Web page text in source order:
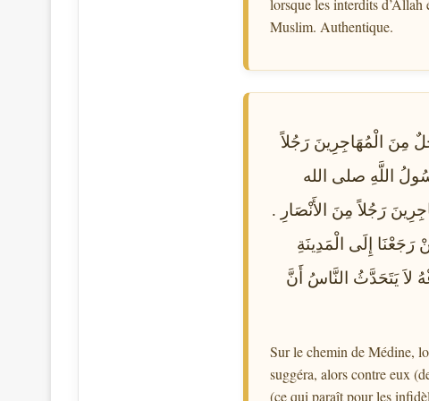
lorsque les interdits
Muslim. Authentique.
مِنَ الْمُهَاجِرِينَ رَجُلاً
اللَّهِ صلى الله
رَجُلاً مِنَ الأَنْصَارِ ‏.‏
رَجَعْنَا إِلَى الْمَدِينَةِ
لاَ يَتَحَدَّثُ النَّاسُ أَنَّ
Sur le chemin de Médine,
suggéra, alors contre eux
(ce qui paraît pour les